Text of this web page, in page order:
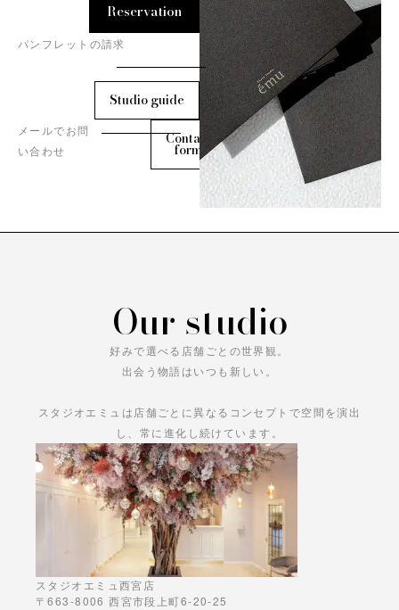
Reservation
パンフレットの請求
Studio guide
メールでお問
い合わせ
Contact
form
Our studio
好みで選べる店舗ごとの世界観。
出会う物語はいつも新しい。
スタジオエミュは店舗ごとに異なるコンセプトで空間を演出
し、常に進化し続けています。
あなただけの物語をお楽しみください。
スタジオエミュ西宮店
〒663-8006 西宮市段上町6-20-25